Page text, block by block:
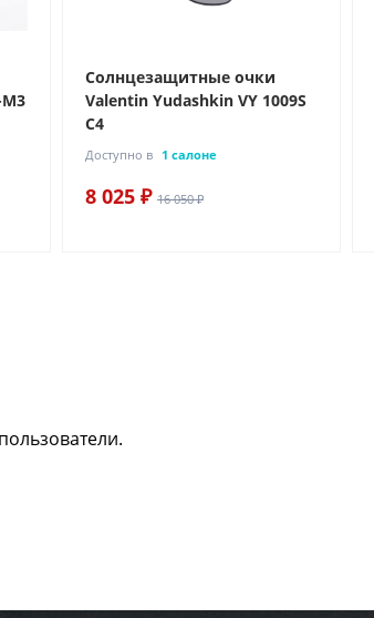
Солнцезащитные очки
Valentin Yudashkin VY 1009S
C4
Доступно в 1 салоне
8 025 ₽ 16 050 ₽